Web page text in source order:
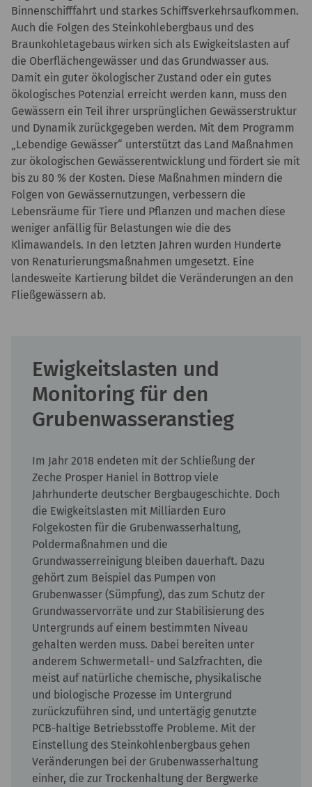
Binnenschifffahrt und starkes Schiffsverkehrsaufkommen.
Auch die Folgen des Steinkohlebergbaus und des
Braunkohletagebaus wirken sich als Ewigkeitslasten auf
die Oberflächengewässer und das Grundwasser aus.
Damit ein guter ökologischer Zustand oder ein gutes
ökologisches Potenzial erreicht werden kann, muss den
Gewässern ein Teil ihrer ursprünglichen Gewässerstruktur
und Dynamik zurückgegeben werden. Mit dem Programm
„Lebendige Gewässer“ unterstützt das Land Maßnahmen
zur ökologischen Gewässerentwicklung und fördert sie mit
bis zu 80 % der Kosten. Diese Maßnahmen mindern die
Folgen von Gewässernutzungen, verbessern die
Lebensräume für Tiere und Pflanzen und machen diese
weniger anfällig für Belastungen wie die des
Klimawandels. In den letzten Jahren wurden Hunderte
von Renaturierungsmaßnahmen umgesetzt. Eine
landesweite Kartierung bildet die Veränderungen an den
Fließgewässern ab.
Ewigkeitslasten und
Monitoring für den
Grubenwasseranstieg
Im Jahr 2018 endeten mit der Schließung der
Zeche Prosper Haniel in Bottrop viele
Jahrhunderte deutscher Bergbaugeschichte. Doch
die Ewigkeitslasten mit Milliarden Euro
Folgekosten für die Grubenwasserhaltung,
Poldermaßnahmen und die
Grundwasserreinigung bleiben dauerhaft. Dazu
gehört zum Beispiel das Pumpen von
Grubenwasser (Sümpfung), das zum Schutz der
Grundwasservorräte und zur Stabilisierung des
Untergrunds auf einem bestimmten Niveau
gehalten werden muss. Dabei bereiten unter
anderem Schwermetall- und Salzfrachten, die
meist auf natürliche chemische, physikalische
und biologische Prozesse im Untergrund
zurückzuführen sind, und untertägig genutzte
PCB-haltige Betriebsstoffe Probleme. Mit der
Einstellung des Steinkohlenbergbaus gehen
Veränderungen bei der Grubenwasserhaltung
einher, die zur Trockenhaltung der Bergwerke